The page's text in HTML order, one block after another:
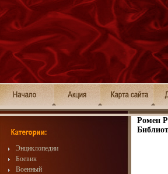
Энциклопедии
Боевик
Военный
Ромен